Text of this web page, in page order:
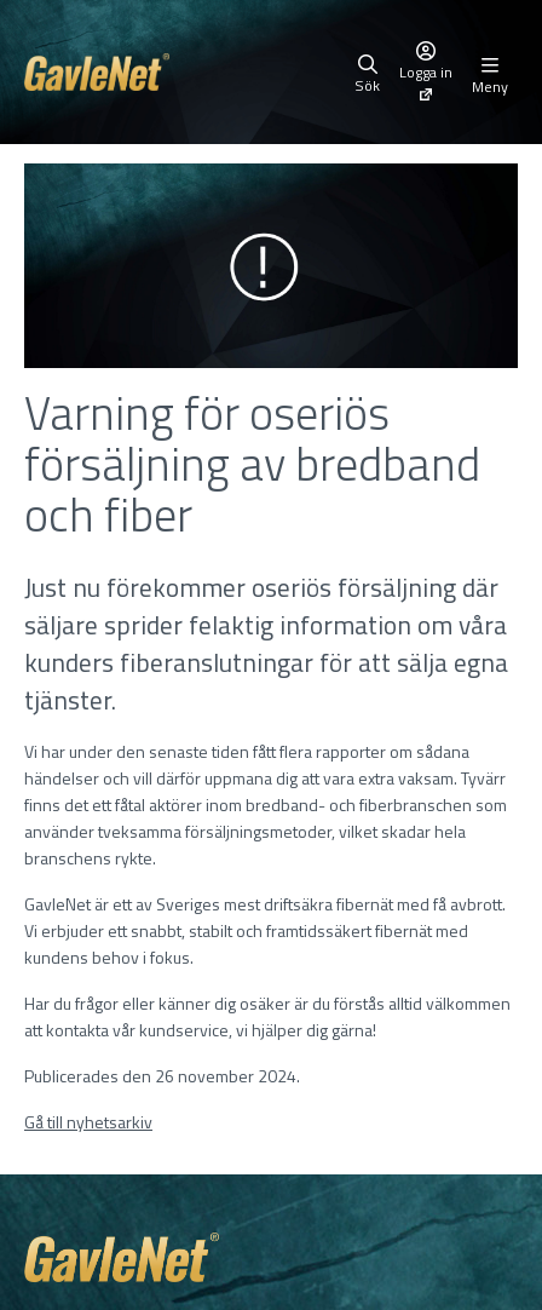
Sök
Logga in
Meny
Varning för oseriös
försäljning av bredband
och fiber
Just nu förekommer oseriös försäljning där
säljare sprider felaktig information om våra
kunders fiberanslutningar för att sälja egna
tjänster.
Vi har under den senaste tiden fått flera rapporter om sådana
händelser och vill därför uppmana dig att vara extra vaksam. Tyvärr
finns det ett fåtal aktörer inom bredband- och fiberbranschen som
använder tveksamma försäljningsmetoder, vilket skadar hela
branschens rykte.
GavleNet är ett av Sveriges mest driftsäkra fibernät med få avbrott.
Vi erbjuder ett snabbt, stabilt och framtidssäkert fibernät med
kundens behov i fokus.
Har du frågor eller känner dig osäker är du förstås alltid välkommen
att kontakta vår kundservice, vi hjälper dig gärna!
Publicerades den 26 november 2024.
Gå till nyhetsarkiv